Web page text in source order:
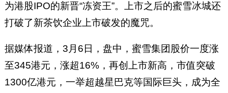
为港股IPO的新晋“冻资王”。上市之后的蜜雪冰城还
打破了新茶饮企业上市破发的魔咒。
据媒体报道，3月6日，盘中，蜜雪集团股价一度涨
至345港元，涨超16%，再创上市新高，市值突破
1300亿港元，一举超越星巴克等国际巨头，成为全